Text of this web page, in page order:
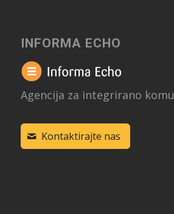
INFORMA ECHO
Agencija za integrirano
Kontaktirajte nas